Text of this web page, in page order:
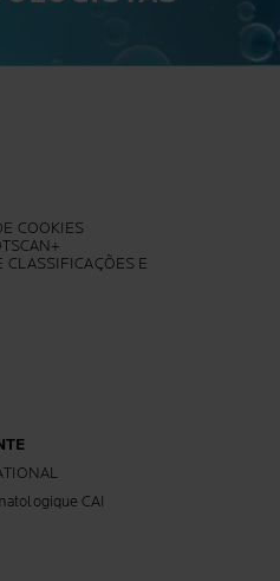
COOKIES
CLASSIFICAÇÕES E
CAI